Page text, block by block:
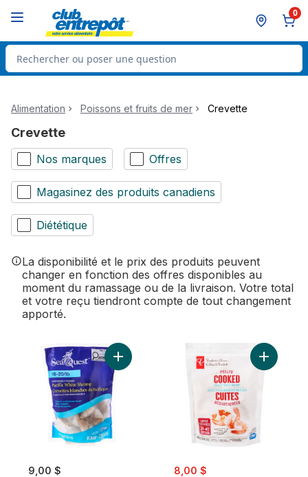
0
Rechercher des produits
Alimentation Poissons et fruits de mer Crevette
Crevette
Nos marques Offres
Magasinez des produits canadiens
Diététique
La disponibilité et le prix des produits peuvent
changer en fonction des offres disponibles au
moment du ramassage ou de la livraison. Votre total
et votre reçu tiendront compte de tout changement
apporté.
9,00 $
Ajouter Crevettes blanches du Pacifique
sale:
8,00 $
Ajouter